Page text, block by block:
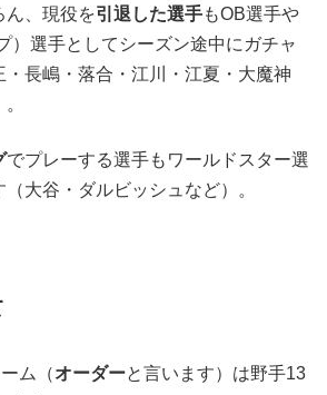
ん、現役を引退した選手もOB選手や
）選手としてシーズン途中にガチャ
長嶋・落合・江川・江夏・大魔神
でプレーする選手もワールドスター選
大谷・ダルビッシュなど）。
ム（オーダーと言います）は野手13